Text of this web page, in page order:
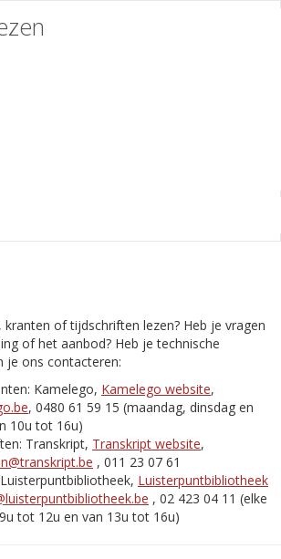
kranten of tijdschriften lezen? Heb je vragen
of het aanbod? Heb je technische
je ons contacteren:
Kamelego, Kamelego website,
, 0480 61 59 15 (maandag, dinsdag en
10u tot 16u)
Transkript, Transkript website,
, 011 23 07 61
Luisterpuntbibliotheek
, 02 423 04 11 (elke
tot 12u en van 13u tot 16u)